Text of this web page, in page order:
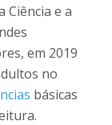
Ciência e a
em 2019
no
básicas